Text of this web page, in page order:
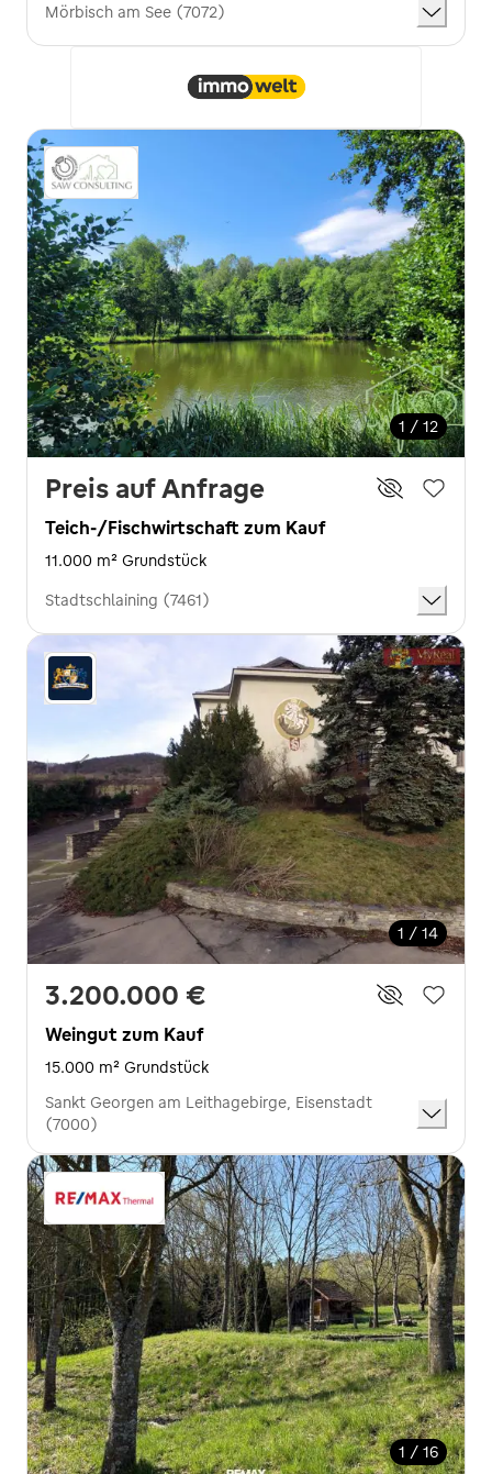
Mörbisch am See (7072)
1 / 12
Preis auf Anfrage
Teich-/Fischwirtschaft zum Kauf
11.000 m² Grundstück
Stadtschlaining (7461)
1 / 14
3.200.000 €
Weingut zum Kauf
15.000 m² Grundstück
Sankt Georgen am Leithagebirge, Eisenstadt
(7000)
1 / 16